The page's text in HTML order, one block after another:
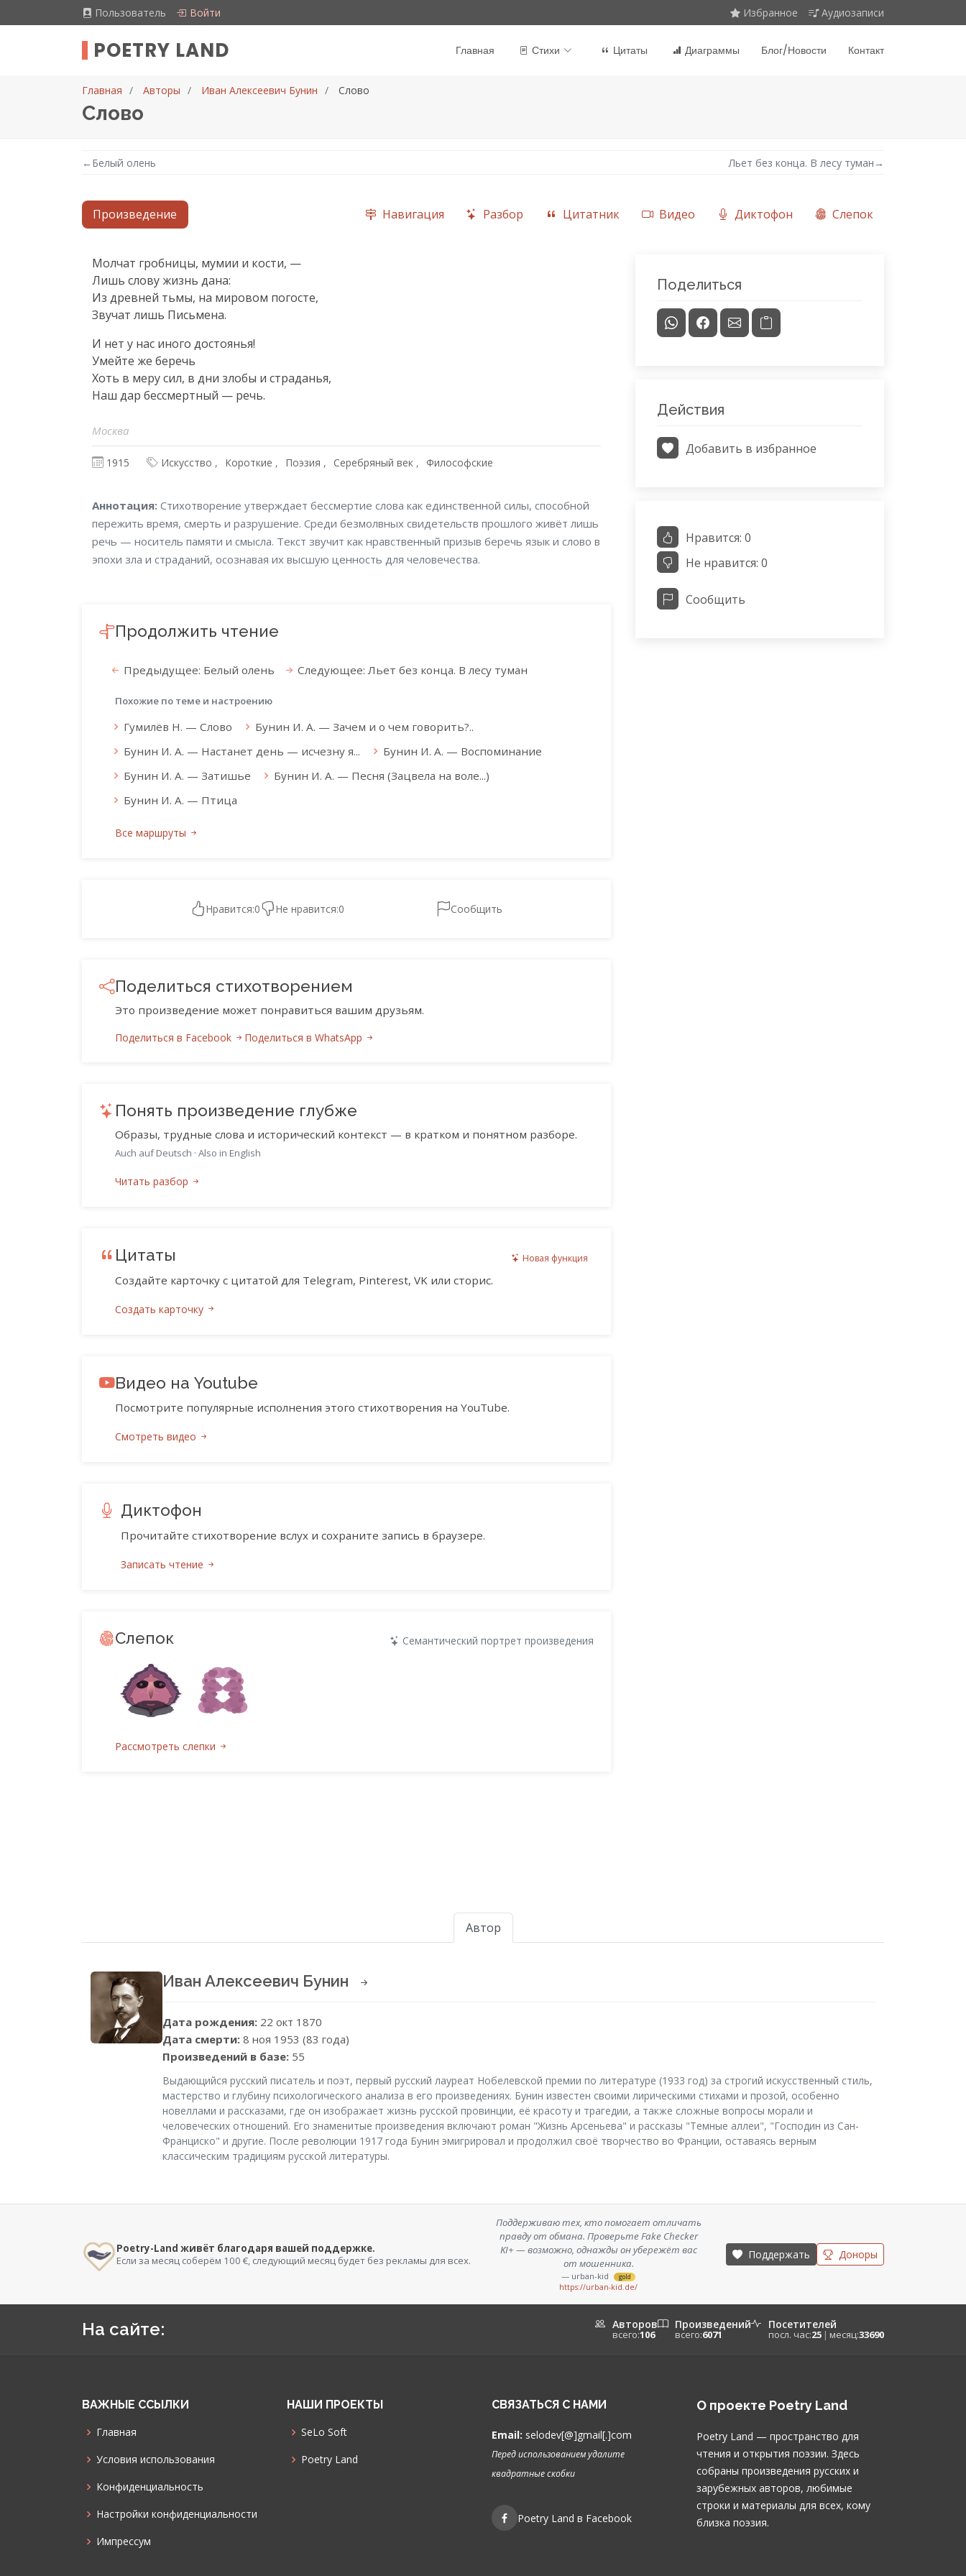
Пользователь Войти Избранное Аудиозаписи
POETRY LAND Главная Стихи Цитаты Диаграммы Блог/Новости Контакт
Главная Авторы Иван Алексеевич Бунин Слово
Слово
← Белый олень Льет без конца. В лесу туман →
Произведение Навигация Разбор Цитатник Видео Диктофон Слепок
Текст произведения
Молчат гробницы, мумии и кости, —
Лишь слову жизнь дана:
Из древней тьмы, на мировом погосте,
Звучат лишь Письмена.
И нет у нас иного достоянья!
Умейте же беречь
Хоть в меру сил, в дни злобы и страданья,
Наш дар бессмертный — речь.
Москва
1915 Искусство Короткие Поэзия Серебряный век Философские
Аннотация
Аннотация:Стихотворение утверждает бессмертие слова как единственной силы, способной
пережить время, смерть и разрушение. Среди безмолвных свидетельств прошлого живёт лишь
речь — носитель памяти и смысла. Текст звучит как нравственный призыв беречь язык и слово в
эпохи зла и страданий, осознавая их высшую ценность для человечества.
Продолжить чтение
Предыдущее: Белый олень Следующее: Льет без конца. В лесу туман
Похожие по теме и настроению
Гумилёв Н. — Слово
Бунин И. А. — Зачем и о чем говорить?..
Бунин И. А. — Настанет день — исчезну я...
Бунин И. А. — Воспоминание
Бунин И. А. — Затишье
Бунин И. А. — Песня (Зацвела на воле...)
Бунин И. А. — Птица
Все маршруты
Нравится:0 Не нравится:0 Сообщить
Поделиться стихотворением
Это произведение может понравиться вашим друзьям.
Поделиться в Facebook Поделиться в WhatsApp
Понять произведение глубже
Образы, трудные слова и исторический контекст — в кратком и понятном разборе.
Auch auf Deutsch · Also in English
Читать разбор
Цитаты Новая функция
Создайте карточку с цитатой для Telegram, Pinterest, VK или сторис.
Создать карточку
Видео на Youtube
Посмотрите популярные исполнения этого стихотворения на YouTube.
Смотреть видео
Диктофон
Прочитайте стихотворение вслух и сохраните запись в браузере.
Записать чтение
Слепок Семантический портрет произведения
Рассмотреть слепки
Поделиться
Действия
Добавить в избранное
Нравится: 0
Не нравится: 0
Сообщить
Автор
Иван Алексеевич Бунин
Дата рождения: 22 окт 1870
Дата смерти: 8 ноя 1953 (83 года)
Произведений в базе: 55
Выдающийся русский писатель и поэт, первый русский лауреат Нобелевской премии по литературе (1933 год) за строгий искусственный стиль,
мастерство и глубину психологического анализа в его произведениях. Бунин известен своими лирическими стихами и прозой, особенно
новеллами и рассказами, где он изображает жизнь русской провинции, её красоту и трагедии, а также сложные вопросы морали и
человеческих отношений. Его знаменитые произведения включают роман "Жизнь Арсеньева" и рассказы "Темные аллеи", "Господин из Сан-
Франциско" и другие. После революции 1917 года Бунин эмигрировал и продолжил своё творчество во Франции, оставаясь верным
классическим традициям русской литературы.
Poetry-Land живёт благодаря вашей поддержке.
Если за месяц соберём 100 €, следующий месяц будет без рекламы для всех.
Поддерживаю тех, кто помогает отличать
правду от обмана. Проверьте Fake Checker
KI+ — возможно, однажды он убережёт вас
от мошенника.
— urban-kid gold
https://urban-kid.de/
Поддержать Доноры
На сайте: Авторов
всего:106
Произведений
всего:6071
Посетителей
посл. час:25 | месяц:33690
ВАЖНЫЕ ССЫЛКИ
Главная
Условия использования
Конфиденциальность
Настройки конфиденциальности
Импрессум
НАШИ ПРОЕКТЫ
SeLo Soft
Poetry Land
СВЯЗАТЬСЯ С НАМИ
Email: selodev[@]gmail[.]com
Перед использованием удалите
квадратные скобки
Poetry Land в Facebook
О проекте Poetry Land
Poetry Land — пространство для
чтения и открытия поэзии. Здесь
собраны произведения русских и
зарубежных авторов, любимые
строки и материалы для всех, кому
близка поэзия.